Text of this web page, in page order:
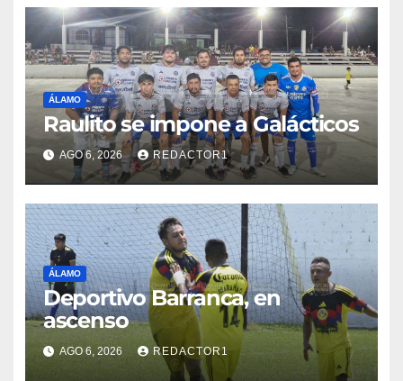
ÁLAMO
Raulito se impone a Galácticos
AGO 6, 2026 REDACTOR1
ÁLAMO
Deportivo Barranca, en
ascenso
AGO 6, 2026 REDACTOR1